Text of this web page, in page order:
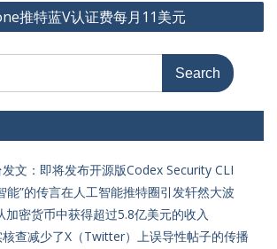
推特蓝V认证费每月11美元
文：即将发布开源版Codex Security CLI
能”的传言在人工智能推特圈引发轩然大波
加密货币中获得超过5.8亿美元的收入
查减少了X（Twitter）上误导性帖子的传播